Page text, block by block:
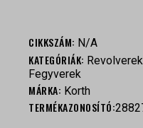
CIKKSZÁM: N/A
KATEGÓRIÁK: Revolverek
Fegyverek
MÁRKA: Korth
TERMÉKAZONOSÍTÓ: